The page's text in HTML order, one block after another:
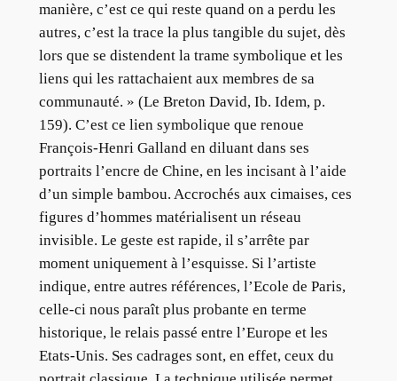
manière, c’est ce qui reste quand on a perdu les
autres, c’est la trace la plus tangible du sujet, dès
lors que se distendent la trame symbolique et les
liens qui les rattachaient aux membres de sa
communauté. » (Le Breton David, Ib. Idem, p.
159). C’est ce lien symbolique que renoue
François-Henri Galland en diluant dans ses
portraits l’encre de Chine, en les incisant à l’aide
d’un simple bambou. Accrochés aux cimaises, ces
figures d’hommes matérialisent un réseau
invisible. Le geste est rapide, il s’arrête par
moment uniquement à l’esquisse. Si l’artiste
indique, entre autres références, l’Ecole de Paris,
celle-ci nous paraît plus probante en terme
historique, le relais passé entre l’Europe et les
Etats-Unis. Ses cadrages sont, en effet, ceux du